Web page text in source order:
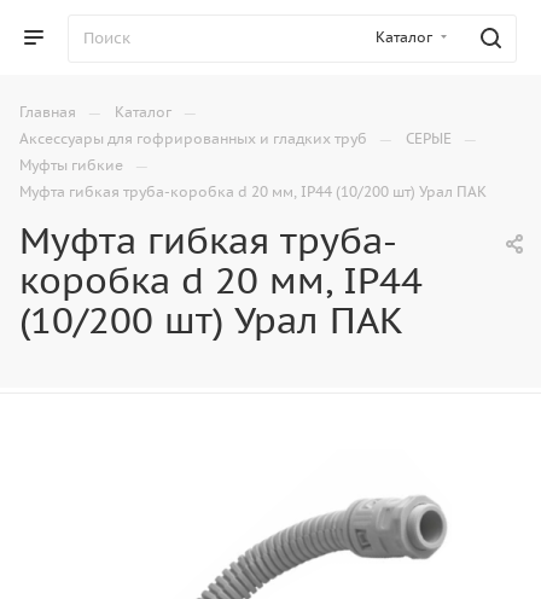
Каталог
Главная — Каталог —
Аксессуары для гофрированных и гладких труб — СЕРЫЕ —
Муфты гибкие —
Муфта гибкая труба-коробка d 20 мм, IP44 (10/200 шт) Урал ПАК
Муфта гибкая труба-
коробка d 20 мм, IP44
(10/200 шт) Урал ПАК